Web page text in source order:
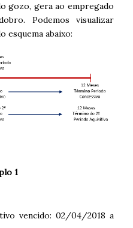
gozo, gera ao empregado
Podemos visualizar
esquema abaixo:
1
vencido: 02/04/2018 a